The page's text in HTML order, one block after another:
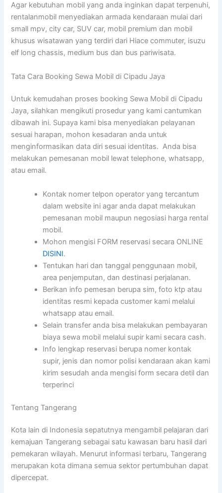
Agar kebutuhan mobil yang anda inginkan dapat terpenuhi,
rentalanmobil menyediakan armada kendaraan mulai dari
small mpv, city car, SUV car, mobil premium dan mobil
khusus wisatawan yang terdiri dari Hiace commuter, isuzu
elf long chassis, medium bus dan bus pariwisata.
Tata Cara Booking Sewa Mobil di Cipadu Jaya
Untuk kemudahan proses booking Sewa Mobil di Cipadu
Jaya, silahkan mengikuti prosedur yang kami cantumkan
dibawah ini. Supaya kami bisa menyediakan pelayanan
sesuai harapan, mohon kesadaran anda untuk
menginformasikan data diri sesuai identitas. Anda bisa
melakukan pemesanan mobil lewat telephone, whatsapp,
atau email.
Kontak nomer telpon operator yang tercantum
dalam website ini agar anda dapat melakukan
pemesanan mobil maupun negosiasi harga rental
mobil.
Mohon mengisi FORM reservasi secara ONLINE
DISINI.
Tentukan hari dan tanggal penggunaan mobil,
area penjemputan, dan destinasi perjalanan.
Berikan info pemesan berupa sim, foto ktp atau
identitas resmi kepada customer kami melalui
whatsapp atau email.
Selain transfer anda bisa melakukan pembayaran
biaya sewa mobil melalui supir kami secara cash.
Info lengkap reservasi berupa nomer kontak
supir, jenis dan nomor polisi kendaraan akan kami
kirim sesudah anda mengisi form secara detil dan
terperinci
Tentang Tangerang
Kota lain di Indonesia sepatutnya mengambil pelajaran dari
kemajuan Tangerang sebagai satu kawasan baru hasil dari
pemekaran wilayah. Menurut informasi terbaru, Tangerang
merupakan kota dimana semua sektor pertumbuhan dapat
dipercepat.